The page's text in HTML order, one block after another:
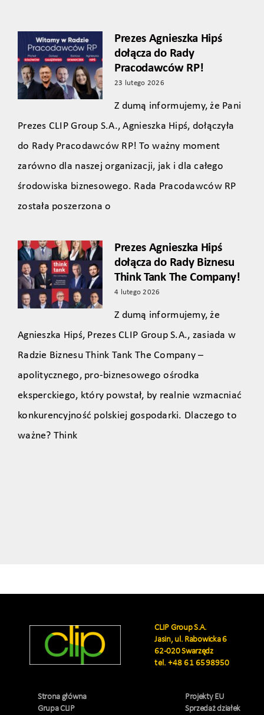
Prezes Agnieszka Hipś
dołącza do Rady
Pracodawców RP!
23 lutego 2026
Z dumą informujemy, że Pani
Prezes CLIP Group S.A., Agnieszka Hipś, dołączyła
do Rady Pracodawców RP! To ważny moment
zarówno dla naszej organizacji, jak i dla całego
środowiska biznesowego. Rada Pracodawców RP
została poszerzona o
Prezes Agnieszka Hipś
dołącza do Rady Biznesu
Think Tank The Company!
4 lutego 2026
Z dumą informujemy, że
Agnieszka Hipś, Prezes CLIP Group S.A., zasiada w
Radzie Biznesu Think Tank The Company –
apolitycznego, pro‑biznesowego ośrodka
eksperckiego, który powstał, by realnie wzmacniać
konkurencyjność polskiej gospodarki. Dlaczego to
ważne? Think
CLIP Group S.A.
Jasin, ul. Rabowicka 6
62-020 Swarzędz
tel.+48 61 6598950
Strona główna
Grupa CLIP
Projekty EU
Sprzedaż działek